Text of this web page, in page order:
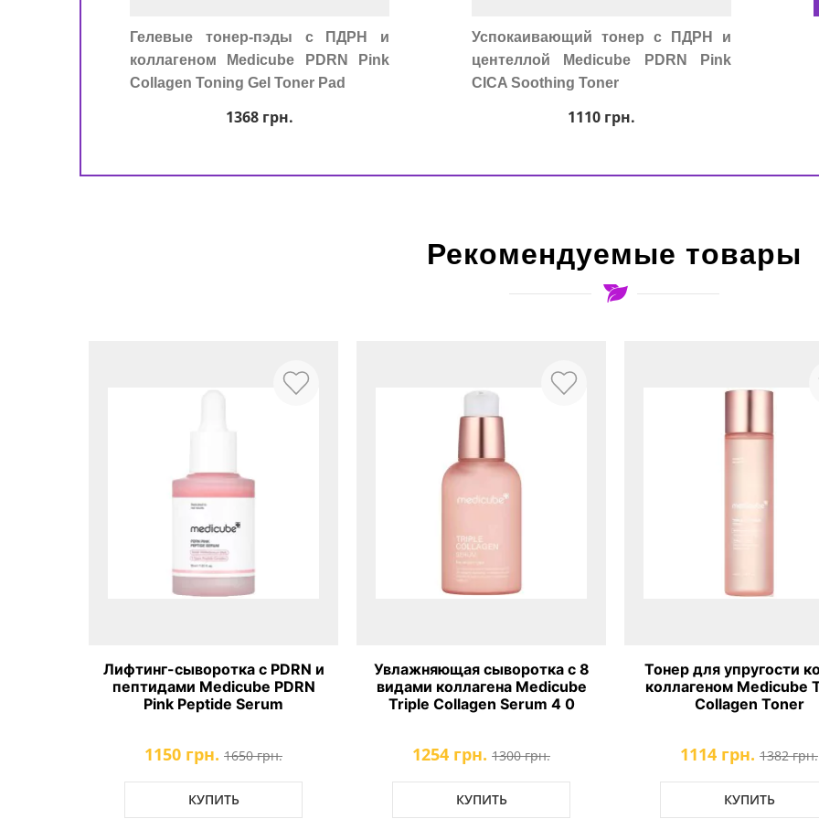
Гелевые тонер-пэды с ПДРН и
коллагеном Medicube PDRN Pink
Collagen Toning Gel Toner Pad
1368 грн.
Успокаивающий тонер с ПДРН и
центеллой Medicube PDRN Pink
CICA Soothing Toner
1110 грн.
Рекомендуемые товары
Лифтинг-сыворотка с PDRN и
пептидами Medicube PDRN
Pink Peptide Serum
1150 грн. 1650 грн.
КУПИТЬ
Увлажняющая сыворотка с 8
видами коллагена Medicube
Triple Collagen Serum 4 0
1254 грн. 1300 грн.
КУПИТЬ
Тонер для упругости
коллагеном Medicube
Collagen Toner
1114 грн. 1382 грн.
КУПИТЬ